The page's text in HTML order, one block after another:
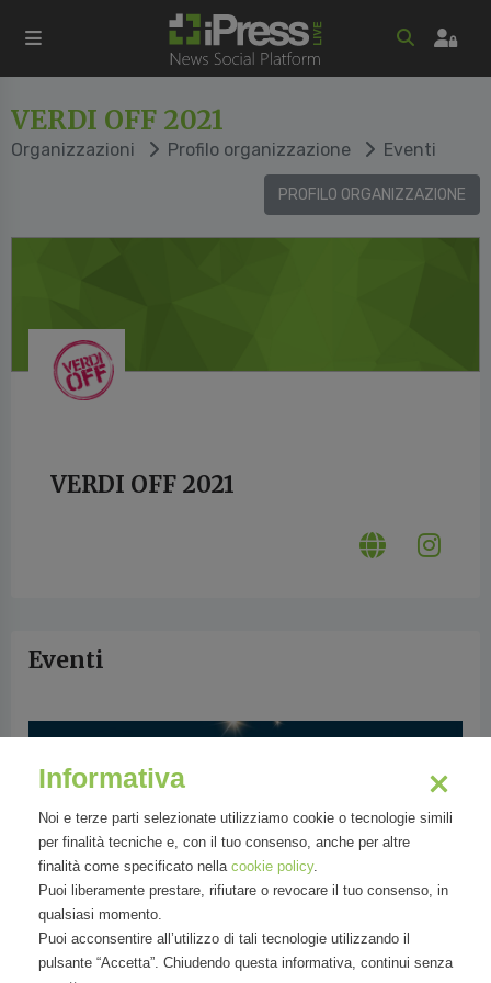
VERDI OFF 2021
Organizzazioni Profilo organizzazione Eventi
PROFILO ORGANIZZAZIONE
VERDI OFF 2021
Eventi
Informativa
Noi e terze parti selezionate utilizziamo cookie o tecnologie simili
per finalità tecniche e, con il tuo consenso, anche per altre
finalità come specificato nella cookie policy.
Puoi liberamente prestare, rifiutare o revocare il tuo consenso, in
qualsiasi momento.
Puoi acconsentire all’utilizzo di tali tecnologie utilizzando il
pulsante “Accetta”. Chiudendo questa informativa, continui senza